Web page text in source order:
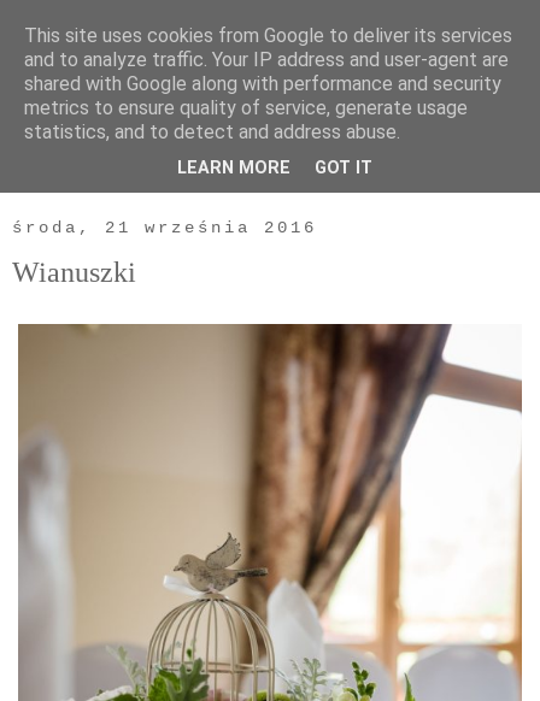
środa, 21 września 2016
Wianuszki
This site uses cookies from Google to deliver its services
and to analyze traffic. Your IP address and user-agent are
shared with Google along with performance and security
metrics to ensure quality of service, generate usage
statistics, and to detect and address abuse.
LEARN MORE GOT IT